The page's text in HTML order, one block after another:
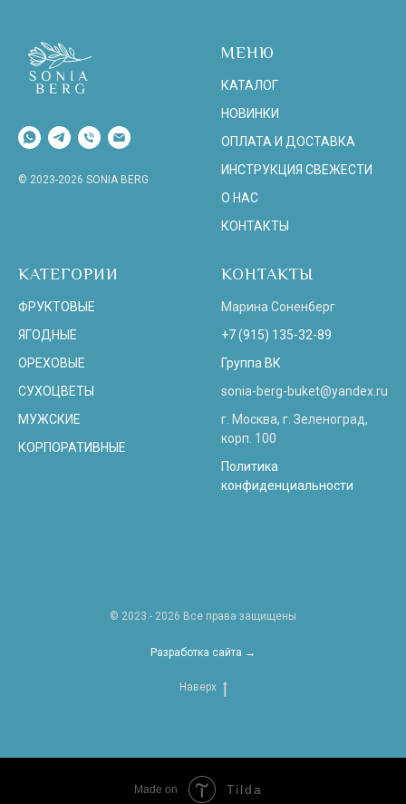
© 2023-2026 SONIA BERG
МЕНЮ
КАТАЛОГ
НОВИНКИ
ОПЛАТА И ДОСТАВКА
ИНСТРУКЦИЯ СВЕЖЕСТИ
О НАС
КОНТАКТЫ
КАТЕГОРИИ
ФРУКТОВЫЕ
ЯГОДНЫЕ
ОРЕХОВЫЕ
СУХОЦВЕТЫ
МУЖСКИЕ
КОРПОРАТИВНЫЕ
КОНТАКТЫ
Марина Соненберг
+7 (915) 135-32-89
Группа ВК
sonia-berg-buket@yandex.ru
г. Москва, г. Зеленоград,
корп. 100
Политика
конфиденциальности
© 2023 - 2026 Все права защищены
Разработка сайта →
Наверх
Made on Tilda